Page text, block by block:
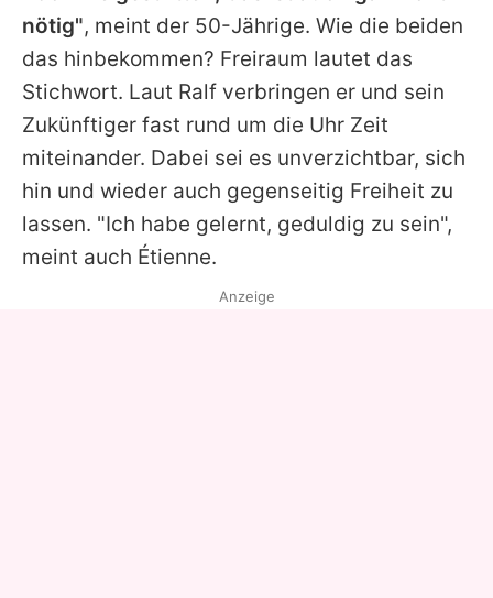
nötig", meint der 50-Jährige. Wie die beiden
das hinbekommen? Freiraum lautet das
Stichwort. Laut Ralf verbringen er und sein
Zukünftiger fast rund um die Uhr Zeit
miteinander. Dabei sei es unverzichtbar, sich
hin und wieder auch gegenseitig Freiheit zu
lassen. "Ich habe gelernt, geduldig zu sein",
meint auch Étienne.
Anzeige